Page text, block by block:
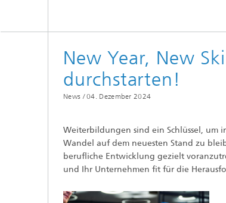
New Year, New
durchstarten!
News / 04. Dezember 2024
Weiterbildungen sind ein Schlüssel,
Wandel auf dem neuesten Stand zu
berufliche Entwicklung gezielt
und Ihr Unternehmen fit für die